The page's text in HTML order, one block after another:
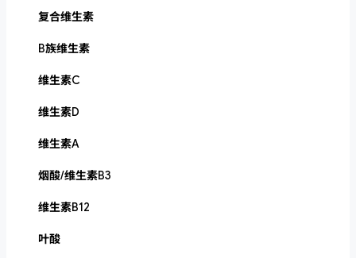
复合维生素
B族维生素
维生素C
维生素D
维生素A
烟酸/维生素B3
维生素B12
叶酸